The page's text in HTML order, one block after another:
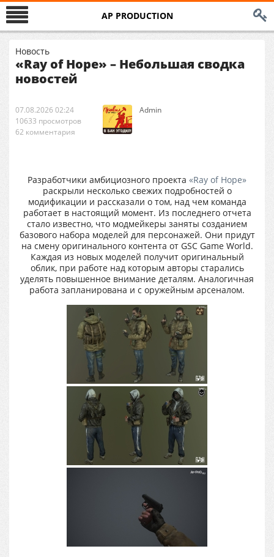
AP PRODUCTION
Новость
«Ray of Hope» – Небольшая сводка
новостей
07.08.2026 02:24
10633 просмотров
62 комментария
Аdmin
Разработчики амбициозного проекта «Ray of Hope»
раскрыли несколько свежих подробностей о
модификации и рассказали о том, над чем команда
работает в настоящий момент. Из последнего отчета
стало известно, что модмейкеры заняты созданием
базового набора моделей для персонажей. Они придут
на смену оригинального контента от GSC Game World.
Каждая из новых моделей получит оригинальный
облик, при работе над которым авторы старались
уделять повышенное внимание деталям. Аналогичная
работа запланирована и с оружейным арсеналом.